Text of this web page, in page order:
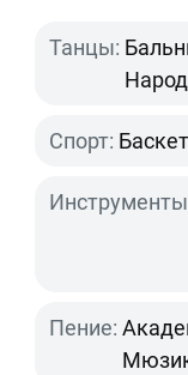
Танцы:
Спорт:
Пение: